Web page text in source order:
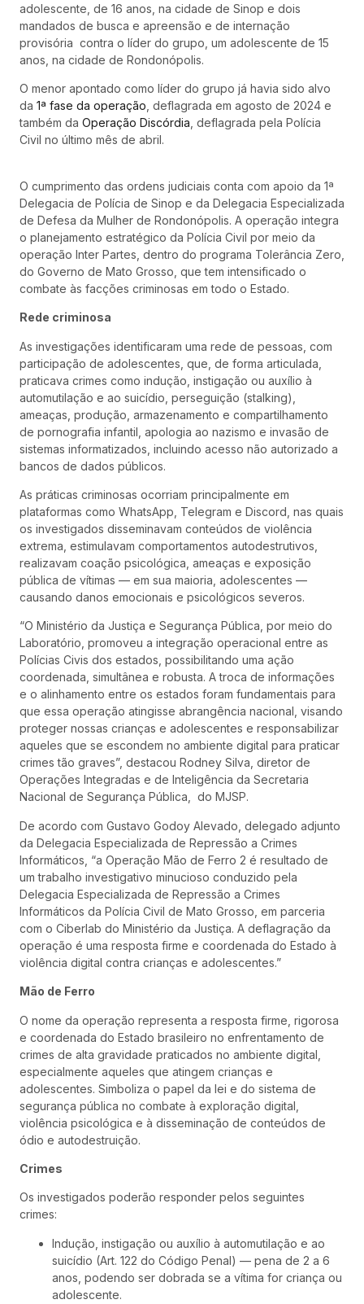
adolescente, de 16 anos, na cidade de Sinop e dois
mandados de busca e apreensão e de internação
provisória contra o líder do grupo, um adolescente de 15
anos, na cidade de Rondonópolis.
O menor apontado como líder do grupo já havia sido alvo
da 1ª fase da operação, deflagrada em agosto de 2024 e
também da Operação Discórdia, deflagrada pela Polícia
Civil no último mês de abril.
O cumprimento das ordens judiciais conta com apoio da 1ª
Delegacia de Polícia de Sinop e da Delegacia Especializada
de Defesa da Mulher de Rondonópolis. A operação integra
o planejamento estratégico da Polícia Civil por meio da
operação Inter Partes, dentro do programa Tolerância Zero,
do Governo de Mato Grosso, que tem intensificado o
combate às facções criminosas em todo o Estado.
Rede criminosa
As investigações identificaram uma rede de pessoas, com
participação de adolescentes, que, de forma articulada,
praticava crimes como indução, instigação ou auxílio à
automutilação e ao suicídio, perseguição (stalking),
ameaças, produção, armazenamento e compartilhamento
de pornografia infantil, apologia ao nazismo e invasão de
sistemas informatizados, incluindo acesso não autorizado a
bancos de dados públicos.
As práticas criminosas ocorriam principalmente em
plataformas como WhatsApp, Telegram e Discord, nas quais
os investigados disseminavam conteúdos de violência
extrema, estimulavam comportamentos autodestrutivos,
realizavam coação psicológica, ameaças e exposição
pública de vítimas — em sua maioria, adolescentes —
causando danos emocionais e psicológicos severos.
“O Ministério da Justiça e Segurança Pública, por meio do
Laboratório, promoveu a integração operacional entre as
Polícias Civis dos estados, possibilitando uma ação
coordenada, simultânea e robusta. A troca de informações
e o alinhamento entre os estados foram fundamentais para
que essa operação atingisse abrangência nacional, visando
proteger nossas crianças e adolescentes e responsabilizar
aqueles que se escondem no ambiente digital para praticar
crimes tão graves”, destacou Rodney Silva, diretor de
Operações Integradas e de Inteligência da Secretaria
Nacional de Segurança Pública, do MJSP.
De acordo com Gustavo Godoy Alevado, delegado adjunto
da Delegacia Especializada de Repressão a Crimes
Informáticos, “a Operação Mão de Ferro 2 é resultado de
um trabalho investigativo minucioso conduzido pela
Delegacia Especializada de Repressão a Crimes
Informáticos da Polícia Civil de Mato Grosso, em parceria
com o Ciberlab do Ministério da Justiça. A deflagração da
operação é uma resposta firme e coordenada do Estado à
violência digital contra crianças e adolescentes.”
Mão de Ferro
O nome da operação representa a resposta firme, rigorosa
e coordenada do Estado brasileiro no enfrentamento de
crimes de alta gravidade praticados no ambiente digital,
especialmente aqueles que atingem crianças e
adolescentes. Simboliza o papel da lei e do sistema de
segurança pública no combate à exploração digital,
violência psicológica e à disseminação de conteúdos de
ódio e autodestruição.
Crimes
Os investigados poderão responder pelos seguintes
crimes:
Indução, instigação ou auxílio à automutilação e ao
suicídio (Art. 122 do Código Penal) — pena de 2 a 6
anos, podendo ser dobrada se a vítima for criança ou
adolescente.